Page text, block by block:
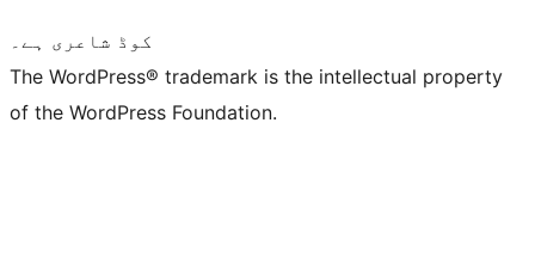
کوڈ شاعری ہے۔
The WordPress® trademark is the intellectual property
of the WordPress Foundation.